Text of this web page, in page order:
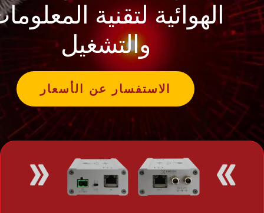
الهوائية لتقنية
والتشغيل
الاستفسار عن الأسعار